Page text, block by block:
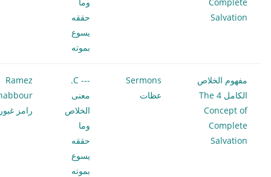
Salvation
حققه
يسوع
بموته
مفهوم الخلاص
الكامل 4 The
Concept of
Complete
Salvation
Sermons
عظات
--- C.
معنى
الخلاص
وما
حققه
يسوع
بموته
Ramez
رامز